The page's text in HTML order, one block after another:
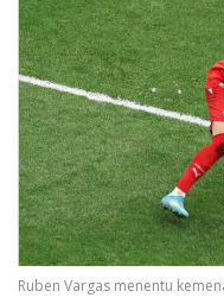
Ruben Vargas menentu